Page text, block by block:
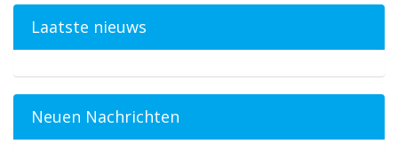
Laatste nieuws
Neuen Nachrichten